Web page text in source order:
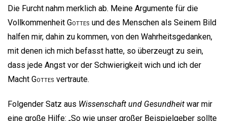
Die Furcht nahm merklich ab. Meine Argumente für die
Vollkommenheit Gottes und des Menschen als Seinem Bild
halfen mir, dahin zu kommen, von den Wahrheitsgedanken,
mit denen ich mich befasst hatte, so überzeugt zu sein,
dass jede Angst vor der Schwierigkeit wich und ich der
Macht Gottes vertraute.
Folgender Satz aus Wissenschaft und Gesundheit war mir
eine große Hilfe: „So wie unser großer Beispielgeber sollte